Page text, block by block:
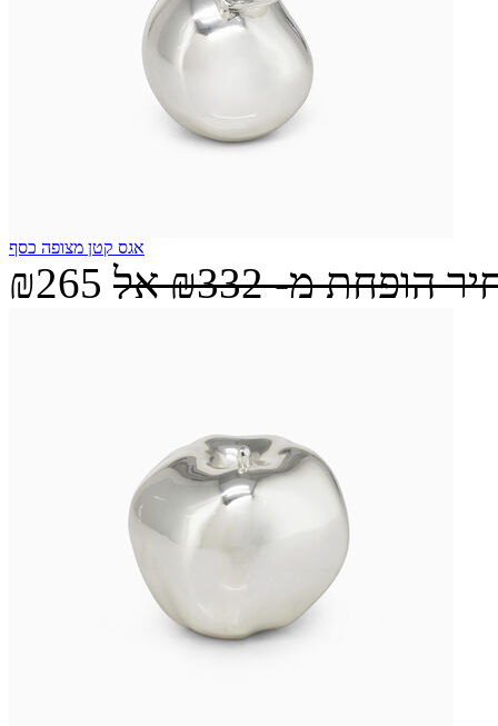
אגס קטן מצופה כסף
₪265 הופחת מ-₪332 אל